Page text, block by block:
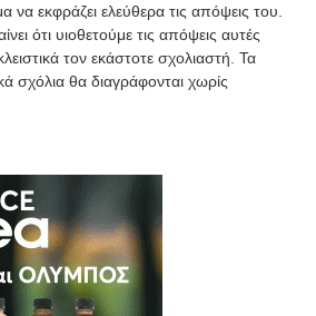
να εκφράζει ελεύθερα τις απόψεις του.
ότι υιοθετούμε τις απόψεις αυτές
τον εκάστοτε σχολιαστή. Τα
σχόλια θα διαγράφονται χωρίς